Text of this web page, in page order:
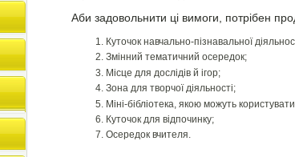
Аби задовольнити ці вимоги, потрібен
Куточок навчально-пізнавальної
Змінний тематичний осередок;
Місце для дослідів й ігор;
Зона для творчої діяльності;
Міні-бібліотека, якою можуть
Куточок для відпочинку;
Осередок вчителя.